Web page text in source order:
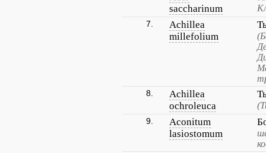
saccharinum
7.
Achillea
millefolium
8.
Achillea
ochroleuca
9.
Aconitum
lasiostomum